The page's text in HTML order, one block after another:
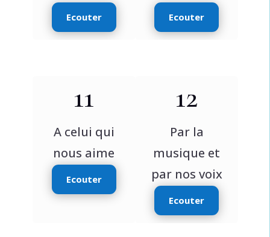
Ecouter Ecouter
11
A celui qui
nous aime
Ecouter
12
Par la
musique et
par nos voix
Ecouter